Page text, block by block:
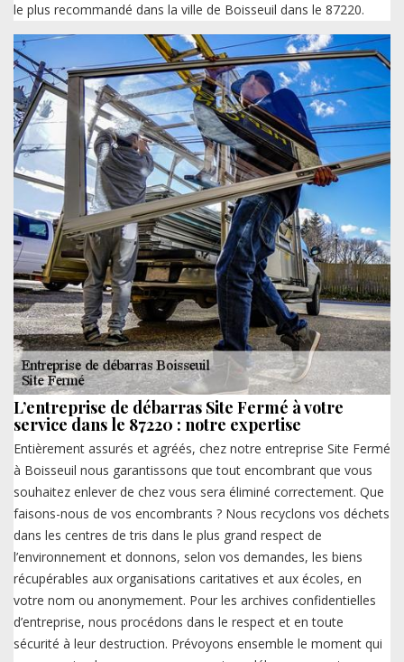
le plus recommandé dans la ville de Boisseuil dans le 87220.
L’entreprise de débarras Site Fermé à votre
service dans le 87220 : notre expertise
Entièrement assurés et agréés, chez notre entreprise Site Fermé
à Boisseuil nous garantissons que tout encombrant que vous
souhaitez enlever de chez vous sera éliminé correctement. Que
faisons-nous de vos encombrants ? Nous recyclons vos déchets
dans les centres de tris dans le plus grand respect de
l’environnement et donnons, selon vos demandes, les biens
récupérables aux organisations caritatives et aux écoles, en
votre nom ou anonymement. Pour les archives confidentielles
d’entreprise, nous procédons dans le respect et en toute
sécurité à leur destruction. Prévoyons ensemble le moment qui